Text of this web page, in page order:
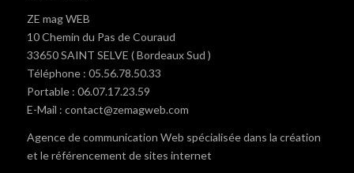
ZE mag WEB
10 Chemin du Pas de Couraud
33650 SAINT SELVE ( Bordeaux Sud )
Téléphone : 05.56.78.50.33
Portable : 06.07.17.23.59
E-Mail : contact@zemagweb.com
Agence de communication Web spécialisée dans la création
et le référencement de sites internet